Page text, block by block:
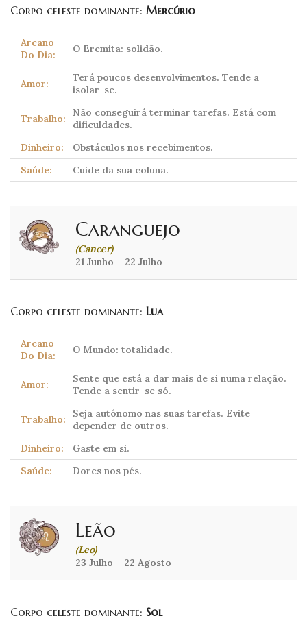
Corpo celeste dominante: Mercúrio
Arcano
Do Dia:
O Eremita: solidão.
Amor:
Terá poucos desenvolvimentos. Tende a
isolar-se.
Trabalho:
Não conseguirá terminar tarefas. Está com
dificuldades.
Dinheiro:
Obstáculos nos recebimentos.
Saúde:
Cuide da sua coluna.
Caranguejo
(Cancer)
21 Junho – 22 Julho
Corpo celeste dominante: Lua
Arcano
Do Dia:
O Mundo: totalidade.
Amor:
Sente que está a dar mais de si numa relação.
Tende a sentir-se só.
Trabalho:
Seja autónomo nas suas tarefas. Evite
depender de outros.
Dinheiro:
Gaste em si.
Saúde:
Dores nos pés.
Leão
(Leo)
23 Julho – 22 Agosto
Corpo celeste dominante: Sol